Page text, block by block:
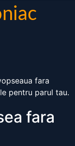
fara
pentru parul tau.
fara